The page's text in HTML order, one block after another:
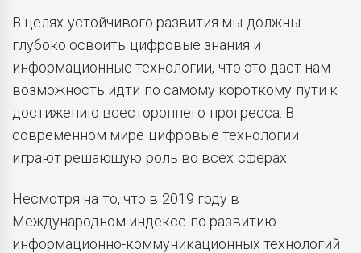
В целях устойчивого развития мы должны
глубоко освоить цифровые знания и
информационные технологии, что это даст нам
возможность идти по самому короткому пути к
достижению всестороннего прогресса. В
современном мире цифровые технологии
играют решающую роль во всех сферах.
Несмотря на то, что в 2019 году в
Международном индексе по развитию
информационно-коммуникационных технологий